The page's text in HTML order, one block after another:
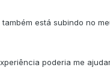
está subindo no
poderia me